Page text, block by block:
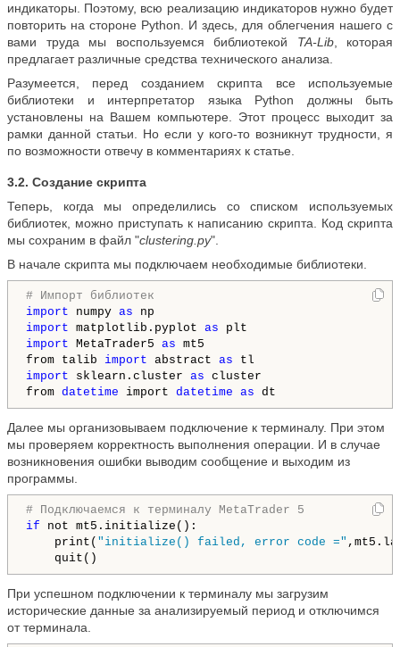
индикаторы. Поэтому, всю реализацию индикаторов нужно будет
повторить на стороне Python. И здесь, для облегчения нашего с
вами труда мы воспользуемся библиотекой TA-Lib, которая
предлагает различные средства технического анализа.
Разумеется, перед созданием скрипта все используемые
библиотеки и интерпретатор языка Python должны быть
установлены на Вашем компьютере. Этот процесс выходит за
рамки данной статьи. Но если у кого-то возникнут трудности, я
по возможности отвечу в комментариях к статье.
3.2. Создание скрипта
Теперь, когда мы определились со списком используемых
библиотек, можно приступать к написанию скрипта. Код скрипта
мы сохраним в файл "clustering.py".
В начале скрипта мы подключаем необходимые библиотеки.
# Импорт библиотек
import numpy as
import matplotlib.pyplot as
import MetaTrader5 as mt5
from talib import abstract as
import sklearn.cluster as cluster
from datetime import datetime as
Далее мы организовываем подключение к терминалу. При этом
мы проверяем корректность выполнения операции. И в случае
возникновения ошибки выводим сообщение и выходим из
программы.
# Подключаемся к терминалу MetaTrader 5
if not mt5.initialize():
print( "initialize() failed, error code ="
При успешном подключении к терминалу мы загрузим
исторические данные за анализируемый период и отключимся
от терминала.